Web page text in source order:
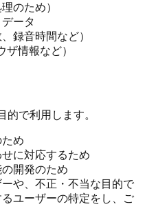
のため）
ータ
録音時間など）
情報など）
的で利用します。
め
に対応するため
開発のため
や、不正・不当な目的で
ユーザーの特定をし、ご